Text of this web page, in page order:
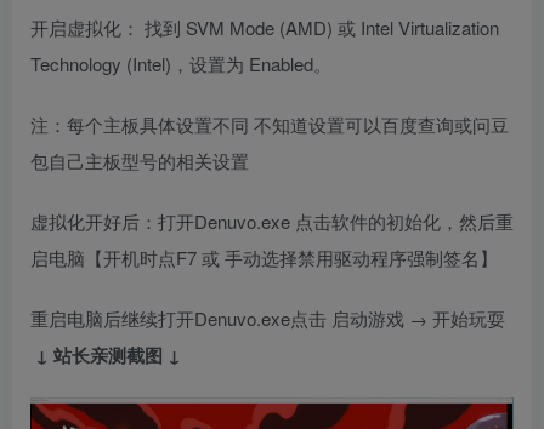
开启虚拟化： 找到 SVM Mode (AMD) 或 Intel Virtualization
Technology (Intel)，设置为 Enabled。
注：每个主板具体设置不同 不知道设置可以百度查询或问豆
包自己主板型号的相关设置
虚拟化开好后：打开Denuvo.exe 点击软件的初始化，然后重
启电脑【开机时点F7 或 手动选择禁用驱动程序强制签名】
重启电脑后继续打开Denuvo.exe点击 启动游戏 → 开始玩耍
↓ 站长亲测截图 ↓